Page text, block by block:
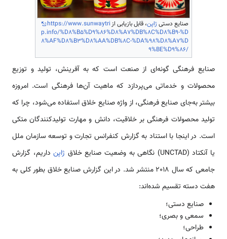
صنایع دستیژاپن، قابل بازیابی از https://www.sunwaytri
p.info/%D8%B5%D9%86%D8%A7%DB%8C%D8%B9-%D
8%AF%D8%B3%D8%AA%DB%8C-%DA%98%D8%A7%D
9%BE%D9%86/
صنایع فرهنگی گونه‌ای از صنعت است که به آفرینش، تولید و توزیع
محصولات و خدماتی می‌پردازد که ماهیت آن‌ها فرهنگی است. امروزه
بیشتر به‌جای صنایع فرهنگی، از واژه صنایع خلاق استفاده می‌شود، چرا که
تولید محصولات فرهنگی بر خلاقیت، دانش و مهارت تولید‌کنندگان متکی
است. در اینجا با استناد به گزارش کنفرانس تجارت و توسعه سازمان ملل
یا آنکتاد (UNCTAD) نگاهی به وضعیت صنایع خلاق
ژاپنداریم، گزارش
جامعی که سال 2018 منتشر شد. در این گزارش صنایع خلاق بطور کلی به
هفت دسته تقسیم شده‌اند:
صنایع دستی؛
سمعی و بصری؛
طراحی؛